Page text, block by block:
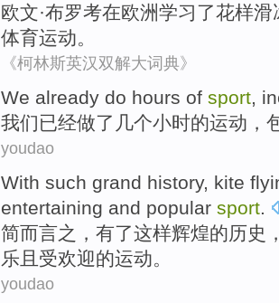
欧文·布罗考在欧洲学习了花样滑
体育运动。
《柯林斯英汉双解大词典》
We already do hours of sport,
我们已经做了 几个小时的运动 ，
youdao
With such grand history, kite
entertaining and popular sport
简而言之， 有了这样辉煌的历史
乐 且 受欢迎的运动。
youdao